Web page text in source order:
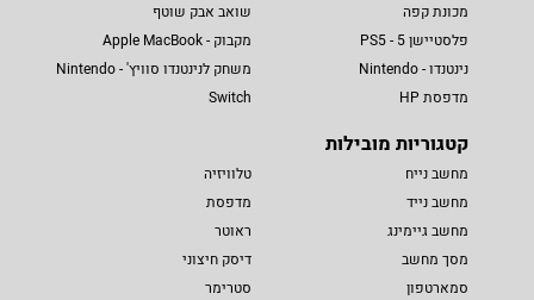
מכונת קפה
פלסטיישן 5 - PS5
נינטנדו - Nintendo
מדפסת HP
שואב אבק שוטף
מקבוק - Apple MacBook
משחק לנינטנדו סוויץ' - Nintendo
Switch
קטגוריות מובילות
מחשב נייח
מחשב נייד
מחשב גיימינג
מסך מחשב
סמארטפון
טלוויזיה
מדפסת
ראוטר
דיסק חיצוני
סטרימר